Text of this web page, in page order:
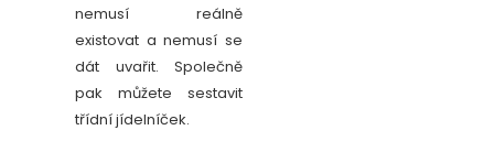
nemusí reálně
existovat a nemusí se
dát uvařit. Společně
pak můžete sestavit
třídní jídelníček.